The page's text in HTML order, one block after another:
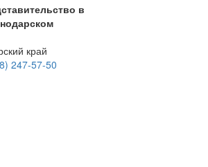
в
край
247-57-50